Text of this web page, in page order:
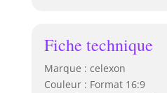
Fiche technique
Marque : celexon
Couleur : Format 16:9